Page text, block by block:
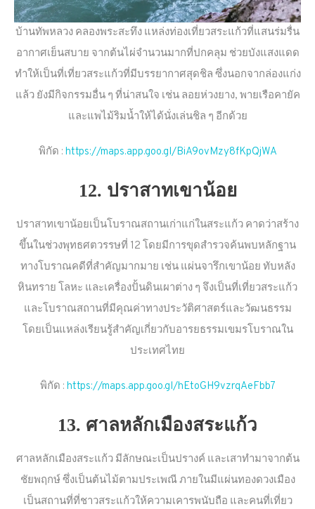
บ้านทัพหลวง คลองพระสะทึง แหล่งท่องเที่ยวสระแก้วที่แสนร่มรื่น
อากาศเย็นสบาย จากต้นไผ่จำนวนมากที่ปกคลุม ช่วยบังแสงแดด
ทำให้เป็นที่เที่ยวสระแก้วที่มีบรรยากาศสุดชิล ซึ่งนอกจากล่องแก่ง
แล้ว ยังมีกิจกรรมอื่น ๆ ที่น่าสนใจ เช่น ลอยห่วงยาง, พายเรือคายัค
และแพไม้ริมน้ำให้ได้นั่งเล่นชิล ๆ อีกด้วย
พิกัด : https://maps.app.goo.gl/BiA9ovMzy8fKpQjWA
12. ปราสาทเขาน้อย
ปราสาทเขาน้อยเป็นโบราณสถานเก่าแก่ในสระแก้ว คาดว่าสร้าง
ขึ้นในช่วงพุทธศตวรรษที่ 12 โดยมีการขุดสำรวจค้นพบหลักฐาน
ทางโบราณคดีที่สำคัญมากมาย เช่น แผ่นจารึกเขาน้อย ทับหลัง
หินทราย โลหะ และเครื่องปั้นดินเผาต่าง ๆ จึงเป็นที่เที่ยวสระแก้ว
และโบราณสถานที่มีคุณค่าทางประวัติศาสตร์และวัฒนธรรม
โดยเป็นแหล่งเรียนรู้สำคัญเกี่ยวกับอารยธรรมเขมรโบราณใน
ประเทศไทย
พิกัด : https://maps.app.goo.gl/hEtoGH9vzrqAeFbb7
13. ศาลหลักเมืองสระแก้ว
ศาลหลักเมืองสระแก้ว มีลักษณะเป็นปรางค์ และเสาทำมาจากต้น
ชัยพฤกษ์ ซึ่งเป็นต้นไม้ตามประเพณี ภายในมีแผ่นทองดวงเมือง
เป็นสถานที่ที่ชาวสระแก้วให้ความเคารพนับถือ และคนที่เที่ยว